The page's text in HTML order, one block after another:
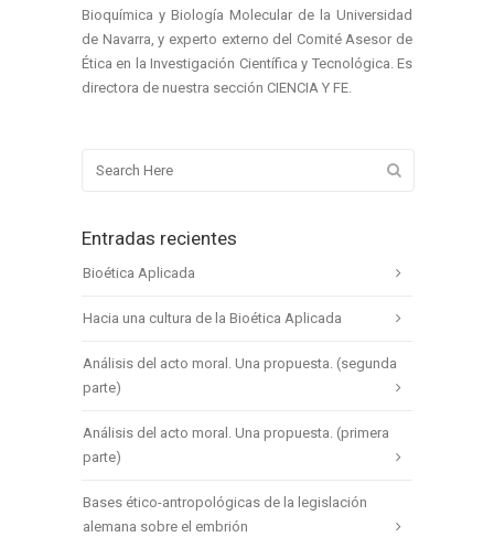
Bioquímica y Biología Molecular de la Universidad
de Navarra, y experto externo del Comité Asesor de
Ética en la Investigación Científica y Tecnológica. Es
directora de nuestra sección CIENCIA Y FE.
Entradas recientes
Bioética Aplicada
Hacia una cultura de la Bioética Aplicada
Análisis del acto moral. Una propuesta. (segunda
parte)
Análisis del acto moral. Una propuesta. (primera
parte)
Bases ético-antropológicas de la legislación
alemana sobre el embrión